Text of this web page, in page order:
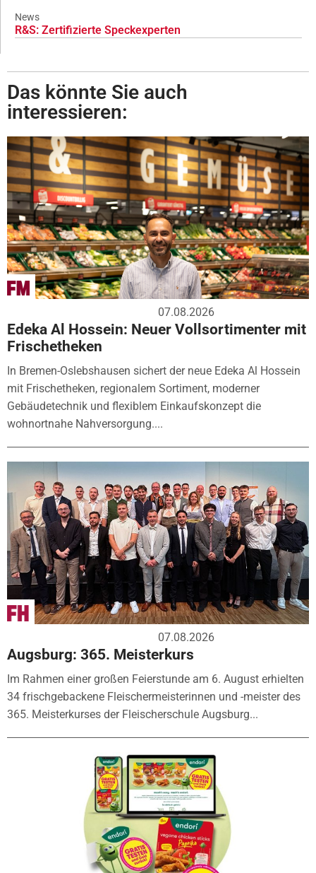
News
R&S: Zertifizierte Speckexperten
Das könnte Sie auch
interessieren:
07.08.2026
Edeka Al Hossein: Neuer Vollsortimenter mit
Frischetheken
In Bremen-Oslebshausen sichert der neue Edeka Al Hossein
mit Frischetheken, regionalem Sortiment, moderner
Gebäudetechnik und flexiblem Einkaufskonzept die
wohnortnahe Nahversorgung....
07.08.2026
Augsburg: 365. Meisterkurs
Im Rahmen einer großen Feierstunde am 6. August erhielten
34 frischgebackene Fleischermeisterinnen und -meister des
365. Meisterkurses der Fleischerschule Augsburg...